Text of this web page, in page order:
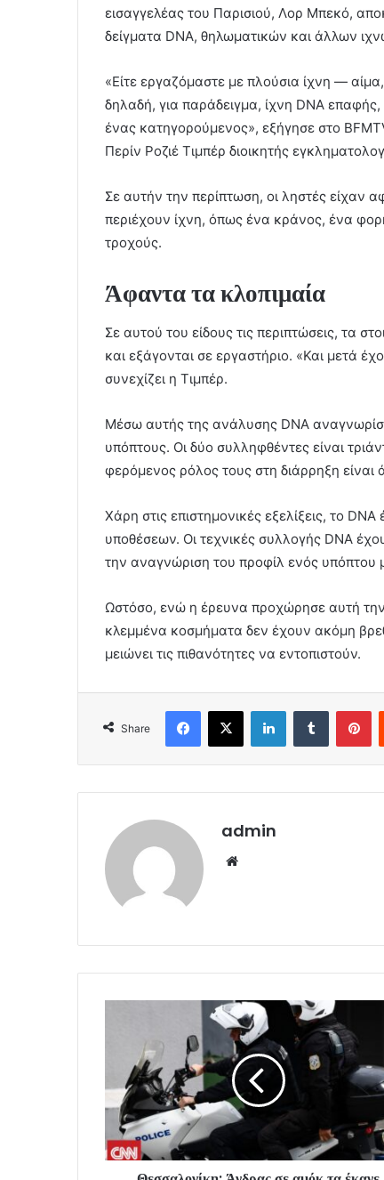
εισαγγελέας του Παρισιού, Λορ Μπεκό,
δείγματα DNA, θηλωματικών και άλλων
«Είτε εργαζόμαστε με πλούσια ίχνη —
δηλαδή, για παράδειγμα, ίχνη DNA
ένας κατηγορούμενος», εξήγησε στο
Περίν Ροζιέ Τιμπέρ διοικητής
Σε αυτήν την περίπτωση, οι ληστές είχαν
περιέχουν ίχνη, όπως ένα κράνος, ένα
τροχούς.
Άφαντα τα κλοπιμαία
Σε αυτού του είδους τις περιπτώσεις, τα
και εξάγονται σε εργαστήριο. «Και μετά
συνεχίζει η Τιμπέρ.
Μέσω αυτής της ανάλυσης DNA
υπόπτους. Οι δύο συλληφθέντες είναι
φερόμενος ρόλος τους στη διάρρηξη
Χάρη στις επιστημονικές εξελίξεις, το
υποθέσεων. Οι τεχνικές συλλογής DNA
την αναγνώριση του προφίλ ενός υπόπτου
Ωστόσο, ενώ η έρευνα προχώρησε αυτή
κλεμμένα κοσμήματα δεν έχουν ακόμη
μειώνει τις πιθανότητες να εντοπιστούν.
Share
Facebook
X LinkedInTumblr
admin